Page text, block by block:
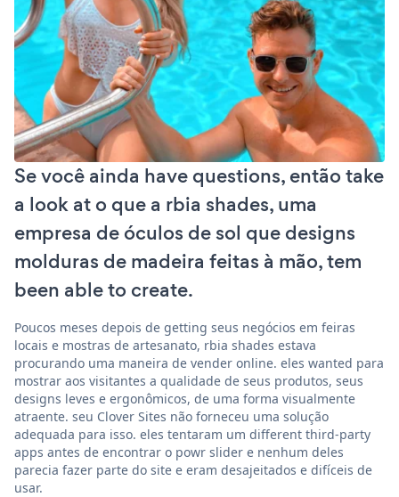
Se você ainda have questions, então take
a look at o que a rbia shades, uma
empresa de óculos de sol que designs
molduras de madeira feitas à mão, tem
been able to create.
Poucos meses depois de getting seus negócios em feiras
locais e mostras de artesanato, rbia shades estava
procurando uma maneira de vender online. eles wanted para
mostrar aos visitantes a qualidade de seus produtos, seus
designs leves e ergonômicos, de uma forma visualmente
atraente. seu Clover Sites não forneceu uma solução
adequada para isso. eles tentaram um different third-party
apps antes de encontrar o powr slider e nenhum deles
parecia fazer parte do site e eram desajeitados e difíceis de
usar.